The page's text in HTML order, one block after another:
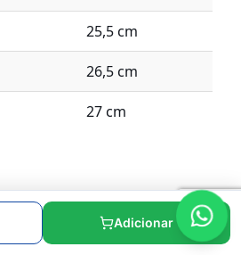
25,5 cm
26,5 cm
27 cm
Adicionar